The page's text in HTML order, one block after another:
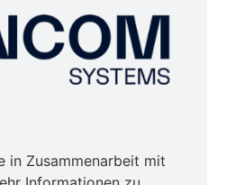
in Zusammenarbeit mit